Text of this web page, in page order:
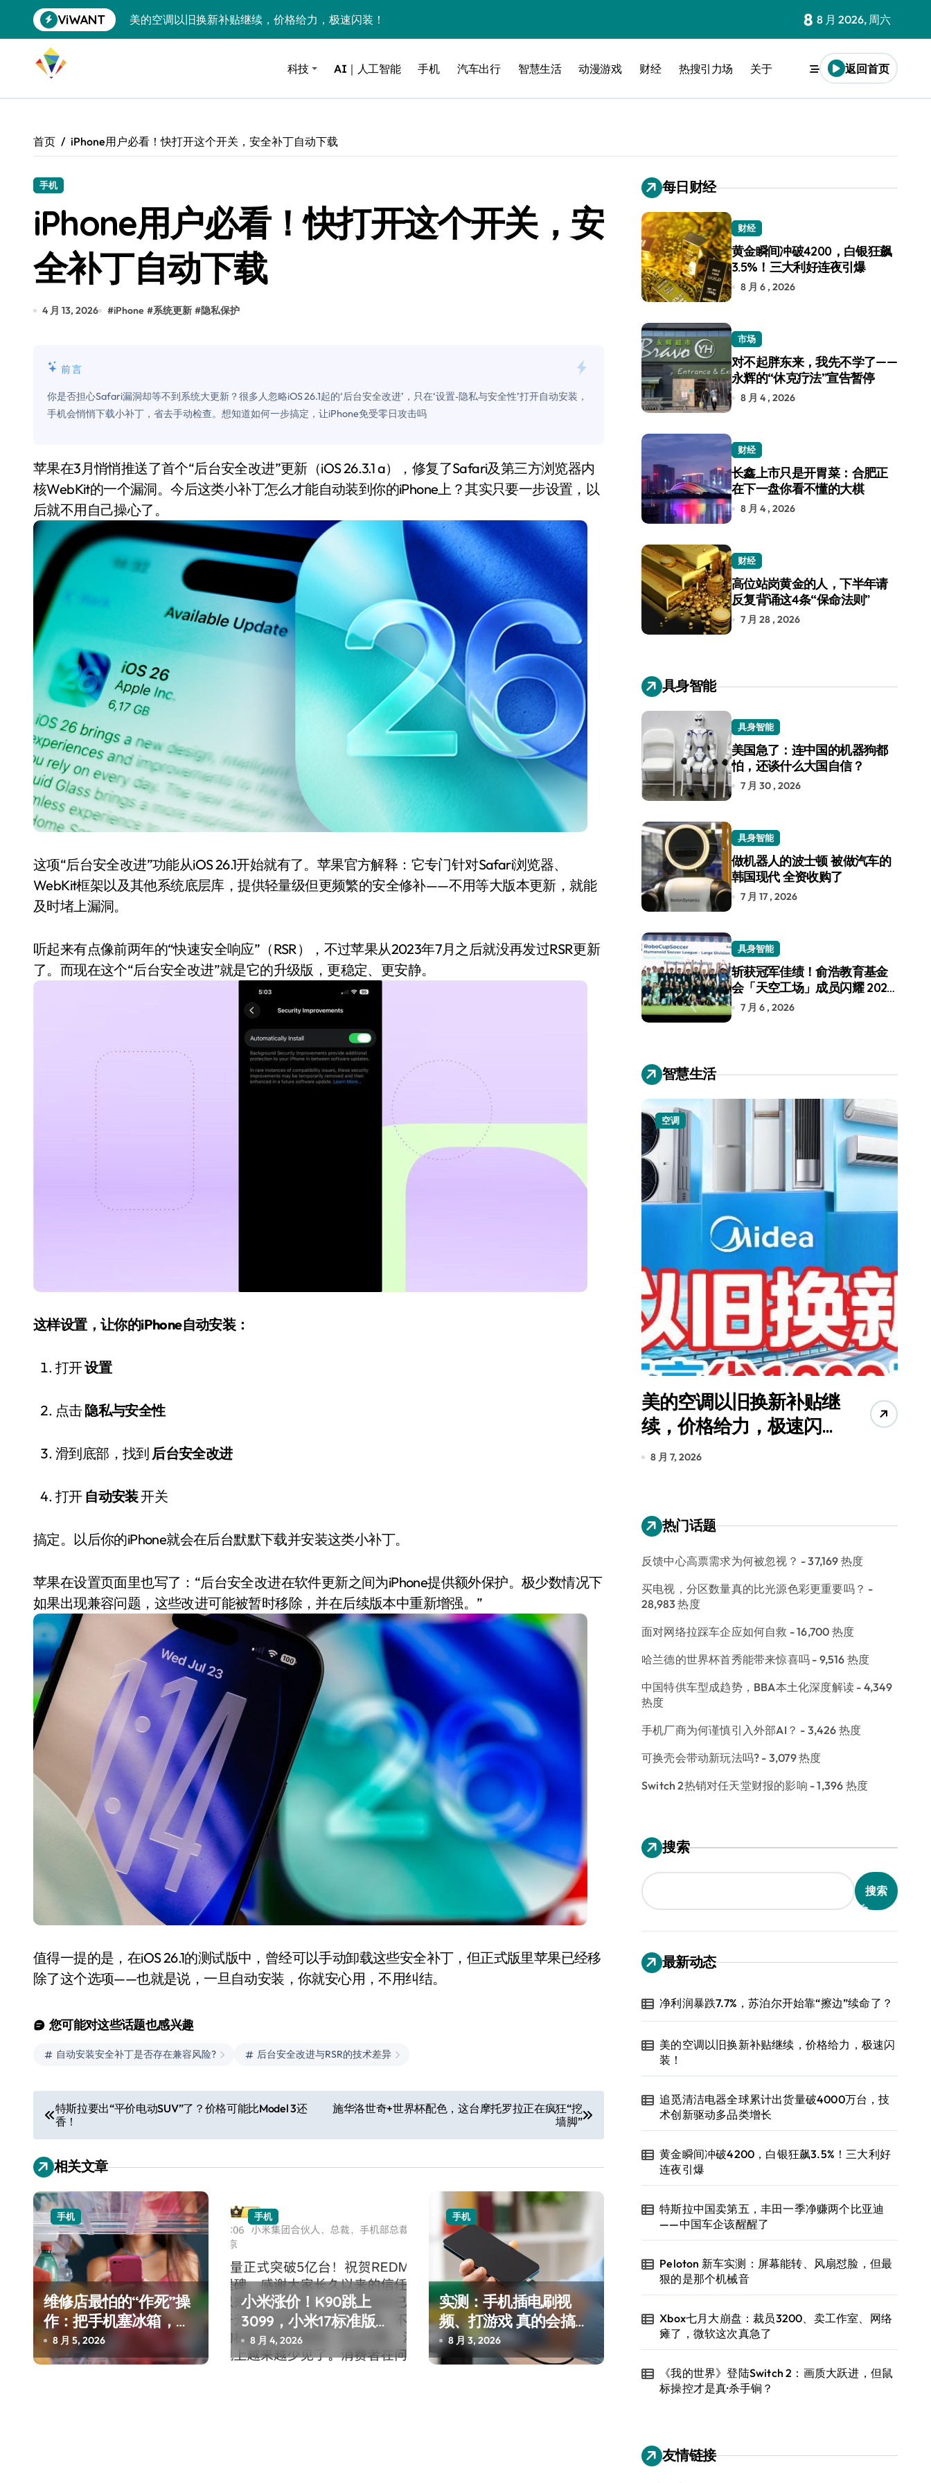
到
ViWANT
美的空调以旧换新补贴继续，价格给力，极速闪装！
黄金瞬间冲破4200，白银狂飙3.5%！三大利好连夜引爆
特斯拉中国卖第五，丰田一季净赚两个比亚迪——中国车企该醒醒了
Xbox七月大崩盘：裁员3200、卖工作室、网络瘫了，微软这次真急了
谷歌DeepMind创始人辞去CEO，但继续“垂帘听政”？
全球最小U盘，容量却碾压iPhone 17顶配？闪迪这波操作太狠了
400层堆叠、性能翻倍 三星把最新存储技术给了AI
别再用汽车USB给MacBook充电了！老司机教你3招真·快充
Windows 11家庭版和专业版，选错真的会后悔吗？
你的U盘格式对了吗？详解exFAT和NTFS的终极对决
维修店最怕的“作死”操作：把手机塞冰箱，你中招了吗？
轻到忽略不计 大疆Mini 2S内录实测，值不值得冲？
从“卖电视”到“定规则”：海信拿下RGB-Mini LED全球话语权
对不起胖东来，我先不学了——永辉的“休克疗法”宣告暂停
国际首次！中国钙钛矿探测器太空“开箱”，一边探测射线一边光伏发电
小米涨价！K90跳上3099，小米17标准版逼近4800
长鑫上市只是开胃菜：合肥正在下一盘你看不懂的大棋
耳机低音像白开水？90%的人第一步就做错了
复古玩家狂喜：Anbernic第三次复刻GBA SP，情怀拉满
Xbox 360 游戏终于要登 PC，光盘党也能“以盘换数”了？
AirTag 新版到底香不香？一篇帮你避坑+种草
净利润暴跌7.7%，苏泊尔开始靠“擦边”续命了？
8 8 月 2026, 周六
科技 AI｜人工智能 手机 汽车出行 智慧生活 动漫游戏 财经 热搜引力场 关于 返回首页
首页 iPhone用户必看！快打开这个开关，安全补丁自动下载
手机
iPhone用户必看！快打开这个开关，安
全补丁自动下载
4 月 13, 2026 #iPhone #系统更新 #隐私保护
前言
你是否担心Safari漏洞却等不到系统大更新？很多人忽略iOS 26.1起的‘后台安全改进’，只在‘设置‑隐私与安全性’打开自动安装，
手机会悄悄下载小补丁，省去手动检查。想知道如何一步搞定，让iPhone免受零日攻击吗
苹果在3月悄悄推送了首个“后台安全改进”更新（iOS 26.3.1 a），修复了Safari及第三方浏览器内
核WebKit的一个漏洞。今后这类小补丁怎么才能自动装到你的iPhone上？其实只要一步设置，以
后就不用自己操心了。
这项“后台安全改进”功能从iOS 26.1开始就有了。苹果官方解释：它专门针对Safari浏览器、
WebKit框架以及其他系统底层库，提供轻量级但更频繁的安全修补——不用等大版本更新，就能
及时堵上漏洞。
听起来有点像前两年的“快速安全响应”（RSR），不过苹果从2023年7月之后就没再发过RSR更新
了。而现在这个“后台安全改进”就是它的升级版，更稳定、更安静。
这样设置，让你的iPhone自动安装：
打开设置
点击隐私与安全性
滑到底部，找到 后台安全改进
打开 自动安装开关
搞定。以后你的iPhone就会在后台默默下载并安装这类小补丁。
苹果在设置页面里也写了：“后台安全改进在软件更新之间为iPhone提供额外保护。极少数情况下
如果出现兼容问题，这些改进可能被暂时移除，并在后续版本中重新增强。”
值得一提的是，在iOS 26.1的测试版中，曾经可以手动卸载这些安全补丁，但正式版里苹果已经移
除了这个选项——也就是说，一旦自动安装，你就安心用，不用纠结。
您可能对这些话题也感兴趣
自动安装安全补丁是否存在兼容风险? 后台安全改进与RSR的技术差异
文
章
导
航
特斯拉要出“平价电动SUV”了？价格可能比Model 3还
香！
施华洛世奇+世界杯配色，这台摩托罗拉正在疯狂“挖
墙脚”
相关文章
手机
维修店最怕的“作死”操
作：把手机塞冰箱，你
中招了吗？
8 月 5, 2026
手机
小米涨价！K90跳上
3099，小米17标准版逼
近4800
8 月 4, 2026
手机
实测：手机插电刷视
频、打游戏 真的会搞坏
电池吗？
8 月 3, 2026
每日财经
财经
黄金瞬间冲破4200，白银狂飙
3.5%！三大利好连夜引爆
8 月 6 , 2026
市场
对不起胖东来，我先不学了——
永辉的“休克疗法”宣告暂停
8 月 4 , 2026
财经
长鑫上市只是开胃菜：合肥正
在下一盘你看不懂的大棋
8 月 4 , 2026
财经
高位站岗黄金的人，下半年请
反复背诵这4条“保命法则”
7 月 28 , 2026
具身智能
具身智能
美国急了：连中国的机器狗都
怕，还谈什么大国自信？
7 月 30 , 2026
具身智能
做机器人的波士顿 被做汽车的
韩国现代 全资收购了
7 月 17 , 2026
具身智能
斩获冠军佳绩！俞浩教育基金
会「天空工场」成员闪耀 2026
RoboCup 机器人世界杯
7 月 6 , 2026
智慧生活
追觅、石头科技注意：你
为“战略武器”
7 月 30, 2026
小家电 空调
美的空调以旧换新补贴继
续，价格给力，极速闪
装！
8 月 7, 2026
热门话题
反馈中心高票需求为何被忽视？ - 37,169 热度
买电视，分区数量真的比光源色彩更重要吗？ -
28,983 热度
面对网络拉踩车企应如何自救 - 16,700 热度
哈兰德的世界杯首秀能带来惊喜吗 - 9,516 热度
中国特供车型成趋势，BBA本土化深度解读 - 4,349
热度
手机厂商为何谨慎引入外部AI？ - 3,426 热度
可换壳会带动新玩法吗? - 3,079 热度
Switch 2热销对任天堂财报的影响 - 1,396 热度
搜索
搜索
最新动态
净利润暴跌7.7%，苏泊尔开始靠“擦边”续命了？
美的空调以旧换新补贴继续，价格给力，极速闪
装！
追觅清洁电器全球累计出货量破4000万台，技
术创新驱动多品类增长
黄金瞬间冲破4200，白银狂飙3.5%！三大利好
连夜引爆
特斯拉中国卖第五，丰田一季净赚两个比亚迪
——中国车企该醒醒了
Peloton 新车实测：屏幕能转、风扇怼脸，但最
狠的是那个机械音
Xbox七月大崩盘：裁员3200、卖工作室、网络
瘫了，微软这次真急了
《我的世界》登陆Switch 2：画质大跃进，但鼠
标操控才是真·杀手锏？
友情链接